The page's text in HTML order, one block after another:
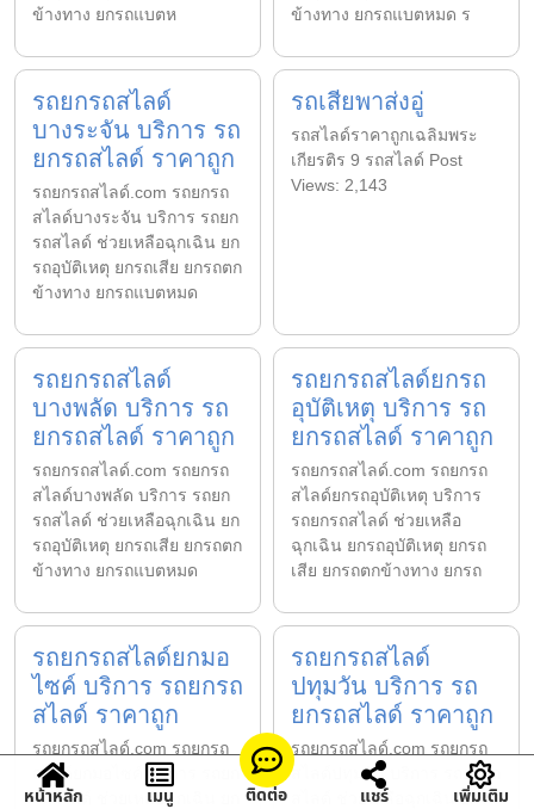
ข้างทาง ยกรถแบตห
ข้างทาง ยกรถแบตหมด ร
รถยกรถสไลด์
บางระจัน บริการ รถ
ยกรถสไลด์ ราคาถูก
รถยกรถสไลด์.com รถยกรถ
สไลด์บางระจัน บริการ รถยก
รถสไลด์ ช่วยเหลือฉุกเฉิน ยก
รถอุบัติเหตุ ยกรถเสีย ยกรถตก
ข้างทาง ยกรถแบตหมด
รถเสียพาส่งอู่
รถสไลด์ราคาถูกเฉลิมพระ
เกียรติร 9 รถสไลด์ Post
Views: 2,143
รถยกรถสไลด์
บางพลัด บริการ รถ
ยกรถสไลด์ ราคาถูก
รถยกรถสไลด์.com รถยกรถ
สไลด์บางพลัด บริการ รถยก
รถสไลด์ ช่วยเหลือฉุกเฉิน ยก
รถอุบัติเหตุ ยกรถเสีย ยกรถตก
ข้างทาง ยกรถแบตหมด
รถยกรถสไลด์ยกรถ
อุบัติเหตุ บริการ รถ
ยกรถสไลด์ ราคาถูก
รถยกรถสไลด์.com รถยกรถ
สไลด์ยกรถอุบัติเหตุ บริการ
รถยกรถสไลด์ ช่วยเหลือ
ฉุกเฉิน ยกรถอุบัติเหตุ ยกรถ
เสีย ยกรถตกข้างทาง ยกรถ
รถยกรถสไลด์ยกมอ
ไซค์ บริการ รถยกรถ
สไลด์ ราคาถูก
รถยกรถสไลด์.com รถยกรถ
สไลด์ยกมอไซค์ บริการ รถยก
รถสไลด์ ช่วยเหลือฉุกเฉิน ยก
รถยกรถสไลด์
ปทุมวัน บริการ รถ
ยกรถสไลด์ ราคาถูก
รถยกรถสไลด์.com รถยกรถ
สไลด์ปทุมวัน บริการ รถยกรถ
สไลด์ ช่วยเหลือฉุกเฉิน ยกรถ
หน้าหลัก เมนู ติดต่อ แชร์ เพิ่มเติม